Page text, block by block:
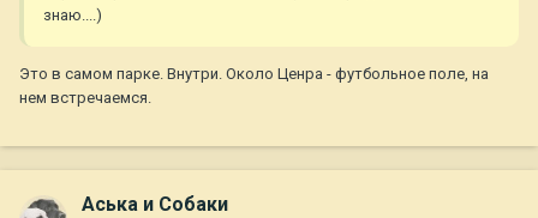
знаю....)
Это в самом парке. Внутри. Около Ценра - футбольное поле, на
нем встречаемся.
Аська и Собаки